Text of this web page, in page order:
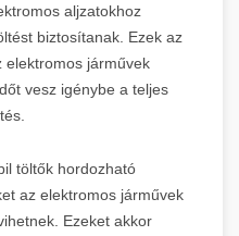
aljzatokhoz
biztosítanak. Ezek az
elektromos járművek
vesz igénybe a teljes
töltők hordozható
az elektromos járművek
Ezeket akkor